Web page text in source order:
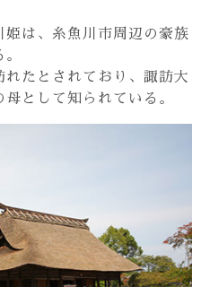
は、糸魚川市周辺の豪族
たとされており、諏訪大
として知られている。